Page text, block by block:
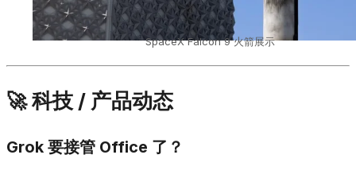
SpaceX Falcon 9 火箭展示
🚀 科技 / 产品动态
Grok 要接管 Office 了？